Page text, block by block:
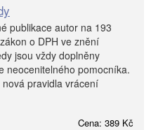
publikace autor na 193
o DPH ve znění
jsou vždy doplněny
neocenitelného pomocníka.
pravidla vrácení
Cena: 389 Kč